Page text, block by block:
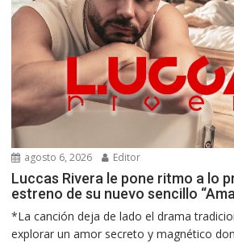
agosto 6, 2026 Editor
Luccas Rivera le pone ritmo a lo
estreno de su nuevo sencillo
*La canción deja de lado el drama
explorar un amor secreto y magnético